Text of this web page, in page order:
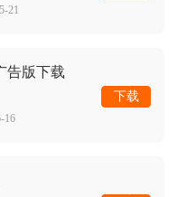
21
告版下载
16
下载